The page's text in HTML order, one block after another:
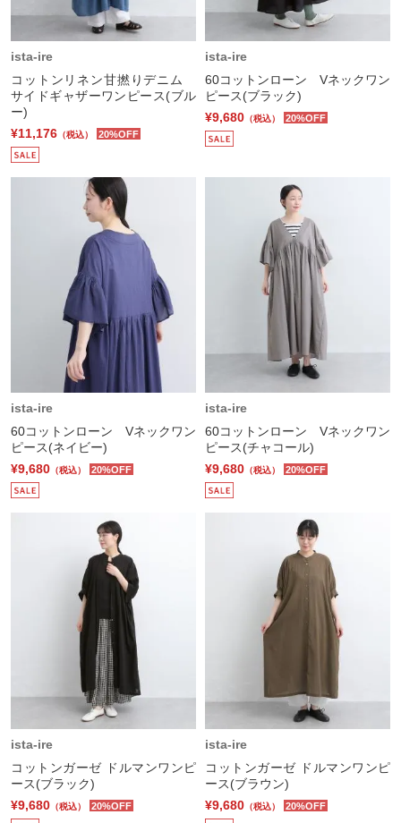
ista-ire
コットンリネン甘撚りデニム
サイドギャザーワンピース(ブル
ー)
¥11,176 （税込） 20%OFF
ista-ire
60コットンローン Vネックワン
ピース(ブラック)
¥9,680 （税込） 20%OFF
ista-ire
60コットンローン Vネックワン
ピース(ネイビー)
¥9,680 （税込） 20%OFF
ista-ire
60コットンローン Vネックワン
ピース(チャコール)
¥9,680 （税込） 20%OFF
ista-ire
コットンガーゼ ドルマンワンピ
ース(ブラック)
¥9,680 （税込） 20%OFF
ista-ire
コットンガーゼ ドルマンワンピ
ース(ブラウン)
¥9,680 （税込） 20%OFF